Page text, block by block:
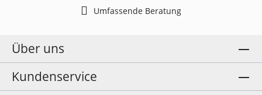
Umfassende Beratung
Über uns
Kundenservice